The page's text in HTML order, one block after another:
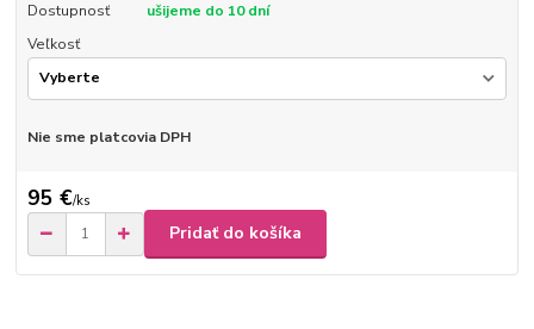
Dostupnosť
ušijeme do 10 dní
Veľkosť
Nie sme platcovia DPH
95 €/ks
Pridať do košíka